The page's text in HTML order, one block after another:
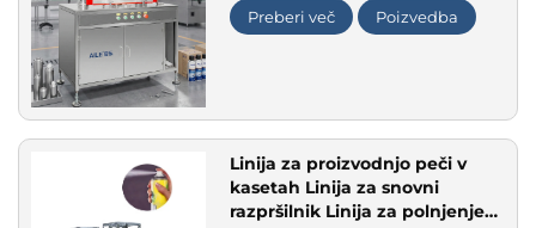
Preberi več Poizvedba
Linija za proizvodnjo peči v
kasetah Linija za snovni
razpršilnik Linija za polnjenje